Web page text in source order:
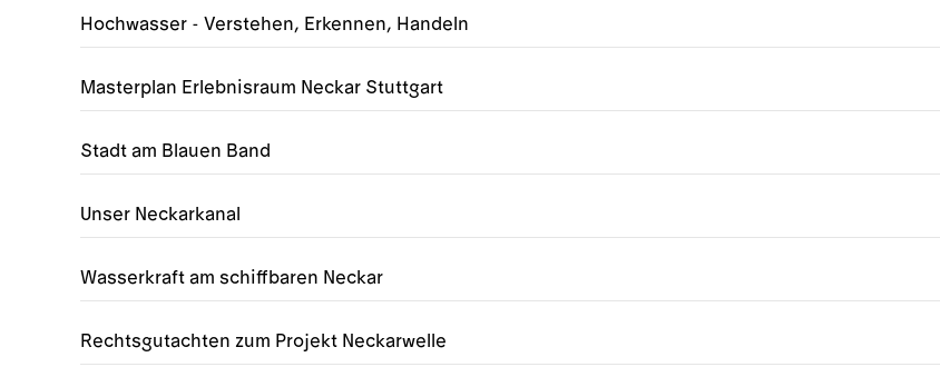
Hochwasser - Verstehen, Erkennen, Handeln
Masterplan Erlebnisraum Neckar Stuttgart
Stadt am Blauen Band
Unser Neckarkanal
Wasserkraft am schiffbaren Neckar
Rechtsgutachten zum Projekt Neckarwelle